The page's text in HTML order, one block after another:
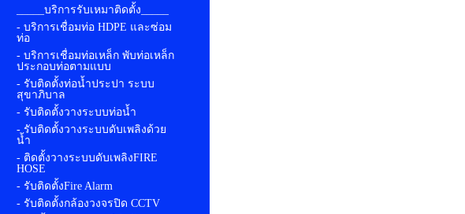
_____บริการรับเหมาติดตั้ง_____
- บริการเชื่อมท่อ HDPE และซ่อม
ท่อ
- บริการเชื่อมท่อเหล็ก พับท่อเหล็ก
ประกอบท่อตามแบบ
- รับติดตั้งท่อน้ำประปา ระบบ
สุขาภิบาล
- รับติดตั้งวางระบบท่อน้ำ
- รับติดตั้งวางระบบดับเพลิงด้วย
น้ำ
- ติดตั้งวางระบบดับเพลิงFIRE
HOSE
- รับติดตั้งFire Alarm
- รับติดตั้งกล้องวงจรปิด CCTV